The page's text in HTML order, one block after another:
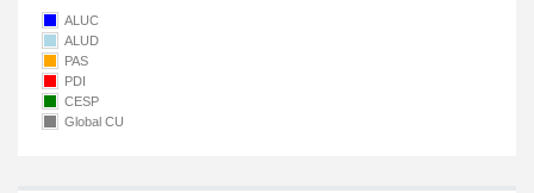
ALUC
ALUD
PAS
PDI
CESP
Global CU